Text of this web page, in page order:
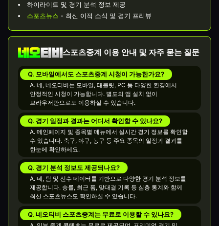
하이라이트 및 경기 분석 정보 제공
스포츠뉴스 - 최신 이적 소식 및 경기 프리뷰
스포츠중계 이용 안내 및 자주 묻는 질문
Q. 모바일에서도 스포츠중계 시청이 가능한가요?
A. 네, 네오티비는 모바일, 태블릿, PC 등 다양한 환경에서
안정적인 시청이 가능합니다. 별도의 앱 설치 없이
브라우저만으로도 이용하실 수 있습니다.
Q. 경기 일정과 결과는 어디서 확인할 수 있나요?
A. 메인페이지 및 종목별 메뉴에서 실시간 경기 정보를 확인할
수 있습니다. 축구, 야구, 농구 등 주요 종목의 일정과 결과를
한눈에 확인하세요.
Q. 경기 분석 정보도 제공되나요?
A. 네, 팀 및 선수 데이터를 기반으로 다양한 경기 분석 정보를
제공합니다. 승률, 최근 폼, 맞대결 기록 등 심층 통계와 함께
최신 스포츠뉴스도 확인하실 수 있습니다.
Q. 네오티비 스포츠중계는 무료로 이용할 수 있나요?